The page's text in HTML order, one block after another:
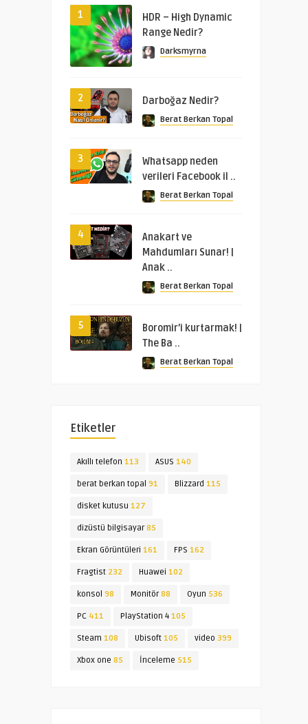
1
HDR – High Dynamic
Range Nedir?
Darksmyrna
2 Darboğaz Nedir?
Berat Berkan Topal
3
Whatsapp neden
verileri Facebook il ..
Berat Berkan Topal
4
Anakart ve
Mahdumları Sunar! |
Anak ..
Berat Berkan Topal
5
Boromir’i kurtarmak! |
The Ba ..
Berat Berkan Topal
Etiketler
Akıllı telefon 113 ASUS 140
berat berkan topal 91 Blizzard 115
disket kutusu 127
dizüstü bilgisayar85
Ekran Görüntüleri 161 FPS 162
Fragtist 232 Huawei 102
konsol 98 Monitör88 Oyun 536
PC 411 PlayStation 4 105
Steam 108 Ubisoft 105 video 399
Xbox one 85 İnceleme 515